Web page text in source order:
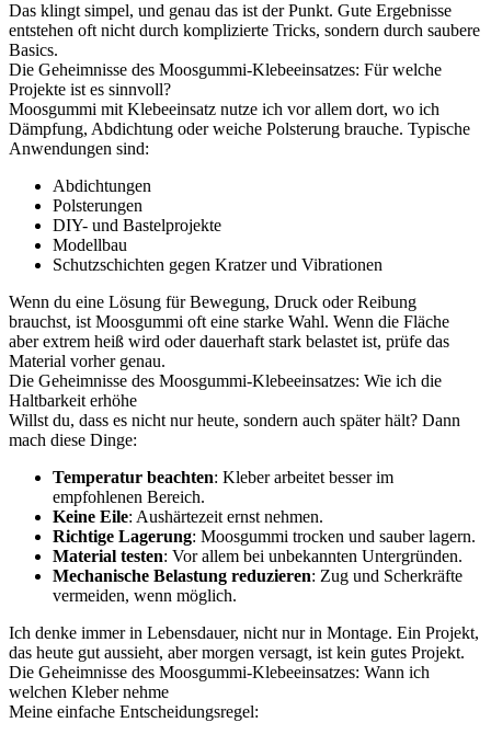
Das klingt simpel, und genau das ist der Punkt. Gute Ergebnisse
entstehen oft nicht durch komplizierte Tricks, sondern durch saubere
Basics.
Die Geheimnisse des Moosgummi-Klebeeinsatzes: Für welche
Projekte ist es sinnvoll?
Moosgummi mit Klebeeinsatz nutze ich vor allem dort, wo ich
Dämpfung, Abdichtung oder weiche Polsterung brauche. Typische
Anwendungen sind:
Abdichtungen
Polsterungen
DIY- und Bastelprojekte
Modellbau
Schutzschichten gegen Kratzer und Vibrationen
Wenn du eine Lösung für Bewegung, Druck oder Reibung
brauchst, ist Moosgummi oft eine starke Wahl. Wenn die Fläche
aber extrem heiß wird oder dauerhaft stark belastet ist, prüfe das
Material vorher genau.
Die Geheimnisse des Moosgummi-Klebeeinsatzes: Wie ich die
Haltbarkeit erhöhe
Willst du, dass es nicht nur heute, sondern auch später hält? Dann
mach diese Dinge:
Temperatur beachten: Kleber arbeitet besser im
empfohlenen Bereich.
Keine Eile: Aushärtezeit ernst nehmen.
Richtige Lagerung: Moosgummi trocken und sauber lagern.
Material testen: Vor allem bei unbekannten Untergründen.
Mechanische Belastung reduzieren: Zug und Scherkräfte
vermeiden, wenn möglich.
Ich denke immer in Lebensdauer, nicht nur in Montage. Ein Projekt,
das heute gut aussieht, aber morgen versagt, ist kein gutes Projekt.
Die Geheimnisse des Moosgummi-Klebeeinsatzes: Wann ich
welchen Kleber nehme
Meine einfache Entscheidungsregel: